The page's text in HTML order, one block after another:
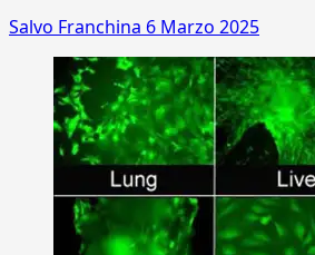
Salvo Franchina 6 Marzo 2025